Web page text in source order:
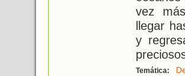
vez
llegar
y
Temática: